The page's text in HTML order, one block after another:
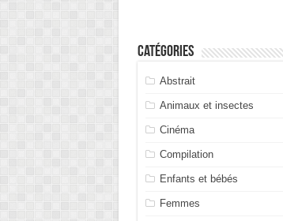
Catégories
Abstrait
Animaux et insectes
Cinéma
Compilation
Enfants et bébés
Femmes